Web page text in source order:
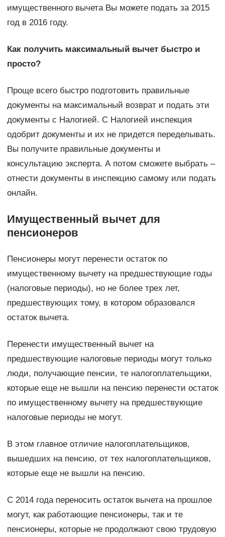
имущественного вычета Вы можете подать за 2015
год в 2016 году.
Как получить максимальный вычет быстро и
просто?
Проще всего быстро подготовить правильные
документы на максимальный возврат и подать эти
документы с Налогией. С Налогией инспекция
одобрит документы и их не придется переделывать.
Вы получите правильные документы и
консультацию эксперта. А потом сможете выбрать –
отнести документы в инспекцию самому или подать
онлайн.
Имущественный вычет для
пенсионеров
Пенсионеры могут перенести остаток по
имущественному вычету на предшествующие годы
(налоговые периоды), но не более трех лет,
предшествующих тому, в котором образовался
остаток вычета.
Перенести имущественный вычет на
предшествующие налоговые периоды могут только
люди, получающие пенсии, те налогоплательщики,
которые еще не вышли на пенсию перенести остаток
по имущественному вычету на предшествующие
налоговые периоды не могут.
В этом главное отличие налогоплательщиков,
вышедших на пенсию, от тех налогоплательщиков,
которые еще не вышли на пенсию.
С 2014 года переносить остаток вычета на прошлое
могут, как работающие пенсионеры, так и те
пенсионеры, которые не продолжают свою трудовую